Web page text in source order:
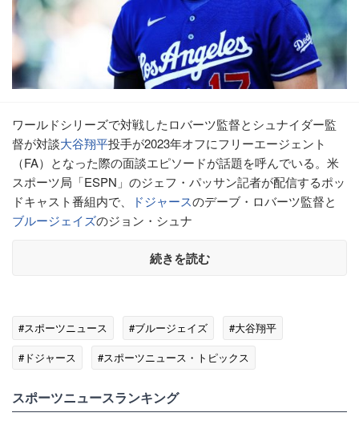
ワールドシリーズで対戦したロバーツ監督とシュナイダー監
督が対談大谷翔平投手が2023年オフにフリーエージェント
（FA）となった際の面談エピソードが話題を呼んでいる。米
スポーツ局「ESPN」のジェフ・パッサン記者が配信するポッ
ドキャスト番組内で、
ドジャースのデーブ・ロバーツ監督と
ブルージェイズのジョン・シュナ
続きを読む
#スポーツニュース #ブルージェイズ
#大谷翔平
#ドジャース
#スポーツニュース・トピックス
スポーツニュースランキング